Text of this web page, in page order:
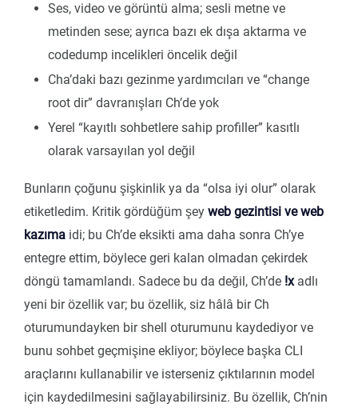
Ses, video ve görüntü alma; sesli metne ve
metinden sese; ayrıca bazı ek dışa aktarma ve
codedump incelikleri öncelik değil
Cha’daki bazı gezinme yardımcıları ve “change
root dir” davranışları Ch’de yok
Yerel “kayıtlı sohbetlere sahip profiller” kasıtlı
olarak varsayılan yol değil
Bunların çoğunu şişkinlik ya da “olsa iyi olur” olarak
etiketledim. Kritik gördüğüm şey web gezintisi ve web
kazıma idi; bu Ch’de eksikti ama daha sonra Ch’ye
entegre ettim, böylece geri kalan olmadan çekirdek
döngü tamamlandı. Sadece bu da değil, Ch’de !xadlı
yeni bir özellik var; bu özellik, siz hâlâ bir Ch
oturumundayken bir shell oturumunu kaydediyor ve
bunu sohbet geçmişine ekliyor; böylece başka CLI
araçlarını kullanabilir ve isterseniz çıktılarının model
için kaydedilmesini sağlayabilirsiniz. Bu özellik, Ch’nin